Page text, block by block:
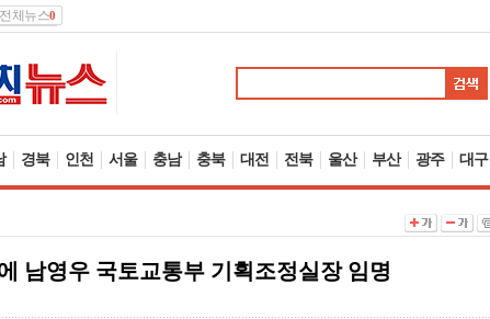
전체뉴스0
경북 인천 서울 충남 충북 대전 전북 울산 부산 광주 대구
남영우 국토교통부 기획조정실장 임명